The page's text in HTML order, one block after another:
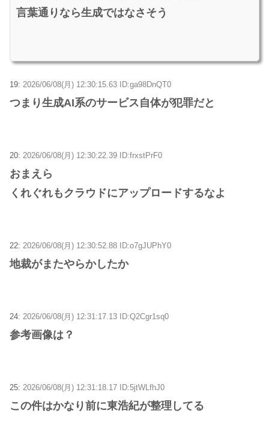
言葉通りなら生成ではなさそう
19: 2026/06/08(月) 12:30:15.63 ID:ga98DnQT0
つまり生成AI系のサービス自体が犯罪だと
20: 2026/06/08(月) 12:30:22.39 ID:frxstPrF0
おまえら
くれぐれもクラウドにアップロードするなよ
22: 2026/06/08(月) 12:30:52.88 ID:o7gJUPhY0
地裁がまたやらかしたか
24: 2026/06/08(月) 12:31:17.13 ID:Q2Cgr1sq0
参考画像は？
25: 2026/06/08(月) 12:31:18.17 ID:5jtWLfhJ0
この件はかなり前に東浩紀が整理してる